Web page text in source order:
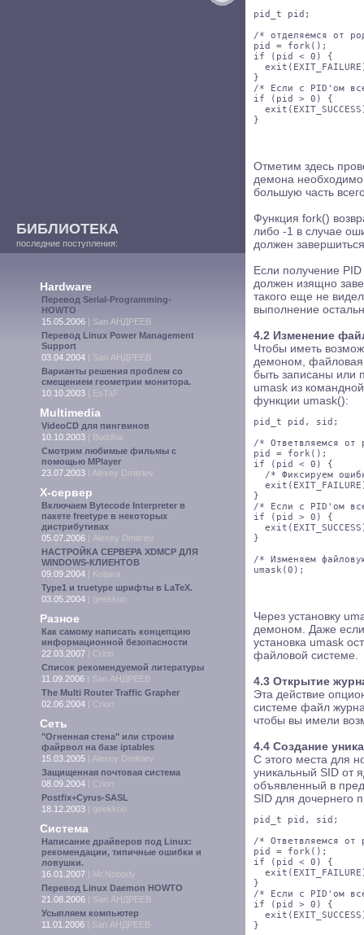
БИБЛИОТЕКА
последние поступления:
Hardware
Перевод Serial-Programming-
HOWTO
15.05.2006 | San АНДРЕЕВ
Перевод Linux Power Management
Support
03.04.2004 | San АНДРЕЕВ
Варианты решения проблем со
смещением геометрии монитора.
10.10.2003 | EsTaF
Multimedia
VideoCD для пингвинов
10.10.2003 | Buddha
Смотрим любимые фильмы с
помощью MPlayer
23.07.2003 | Alexey Dmitriev
X-сервер
Включаем Bytecode Interpreter в
пакете freetype в некоторых
дистрибутивах
05.07.2006 | Alexey Dmitriev
НАСТРОЙКА СЕРВЕРА XDMCP ДЛЯ
WINDOWS-КЛИЕНТОВ
09.09.2004 | Kotjara
Type1 и truetype шрифты в LaTeX.
03.05.2004 | geekkoo
Разное
Как самому написать концепцию
информационной безопасности
22.03.2007 | Crion
Список рекомендуемой литературы
11.09.2006 | San АНДРЕЕВ
The Multi Router Traffic Grapher
02.06.2004 | Crion
Сеть
"Огненная стена" или строим
файрвол на базе iptables
15.03.2005 | Alexey Dmitriev
Защищенная почтовая система
08.09.2004 | Crion
Postfix+Cyrus-SASL
18.12.2003 | geekkoo
Система
Написание драйверов под Linux:
рекомендации, типичные ошибки и
ловушки.
16.01.2007 | Mr.Nobody
Перевод Linux Daemon HOWTO
21.08.2006 | San АНДРЕЕВ
Усыпляем компьютер
11.01.2006 | San АНДРЕЕВ
pid_t pid;
/* отделяемся от
pid = fork();
if (pid < 0) {
}
/* Если с PID'ом
if (pid > 0) {
Отметим здесь
демона
большую часть
Функция fork()
либо -1 в случае
должен
Если получение
должен изящно
такого еще не
выполнение
4.2 Изменение
Чтобы иметь
демоном, файловая
быть записаны или
umask из
функции umask():
pid_t pid, sid;
/* Ответвляемся от
pid = fork();
if (pid < 0) {
/* Фиксируем
}
/* Если с PID'ом
if (pid > 0) {
}
/* Изменяем
Через установку
демоном. Даже
установка umask
файловой системе.
4.3 Открытие
Эта действие
системе файл
чтобы вы имели
4.4 Создание
С этого места для
уникальный SID от
объявленный в
SID для дочернего
pid_t pid, sid;
/* Ответвляемся от
pid = fork();
if (pid < 0) {
}
/* Если с PID'ом
if (pid > 0) {
}